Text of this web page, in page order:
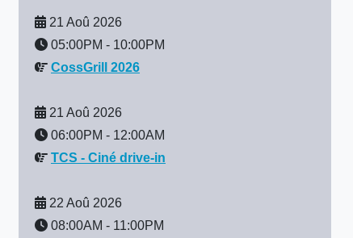
21 Aoû 2026
05:00PM - 10:00PM
CossGrill 2026
21 Aoû 2026
06:00PM - 12:00AM
TCS - Ciné drive-in
22 Aoû 2026
08:00AM - 11:00PM